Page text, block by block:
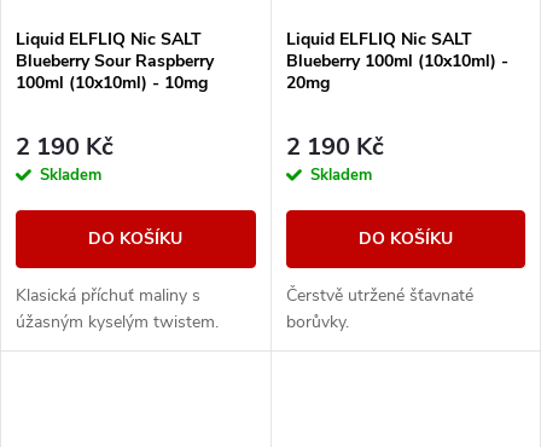
Liquid ELFLIQ Nic SALT
Blueberry Sour Raspberry
100ml (10x10ml) - 10mg
2 190 Kč
Skladem
DO KOŠÍKU
Klasická příchuť maliny s
úžasným kyselým twistem.
Liquid ELFLIQ Nic SALT
Blueberry 100ml (10x10ml) -
20mg
2 190 Kč
Skladem
DO KOŠÍKU
Čerstvě utržené šťavnaté
borůvky.